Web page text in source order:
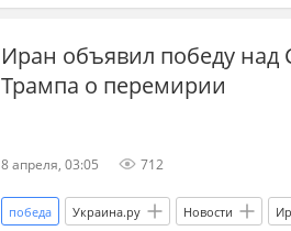
философия герои Украина.ру
Иран объявил победу
Трампа о перемирии
8 апреля, 03:05 712
победа Украина.ру Новости